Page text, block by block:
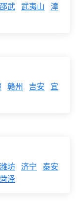
邵武 武夷山
漳
赣州 吉安
宜
潍坊 济宁 泰安
菏泽